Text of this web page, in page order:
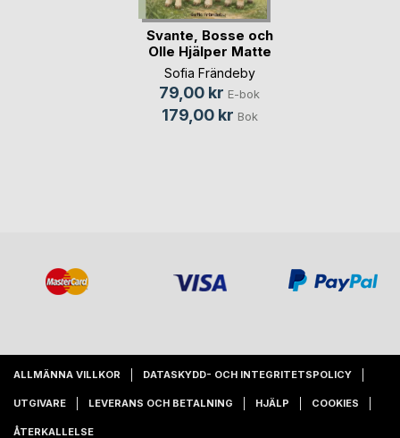
Svante, Bosse och
Olle Hjälper Matte
Sofia Frändeby
79,00 kr E-bok
179,00 kr Bok
ALLMÄNNA VILLKOR DATASKYDD- OCH INTEGRITETSPOLICY
UTGIVARE LEVERANS OCH BETALNING HJÄLP COOKIES
ÅTERKALLELSE